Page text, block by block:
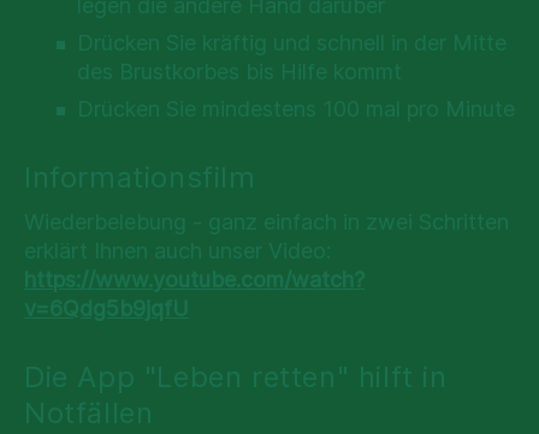
legen die andere Hand darüber
Drücken Sie kräftig und schnell in der Mitte
des Brustkorbes bis Hilfe kommt
Drücken Sie mindestens 100 mal pro Minute
Informationsfilm
Wiederbelebung - ganz einfach in zwei Schritten
erklärt Ihnen auch unser Video:
https://www.youtube.com/watch?
v=6Qdg5b9jqfU
Die App "Leben retten" hilft in
Notfällen